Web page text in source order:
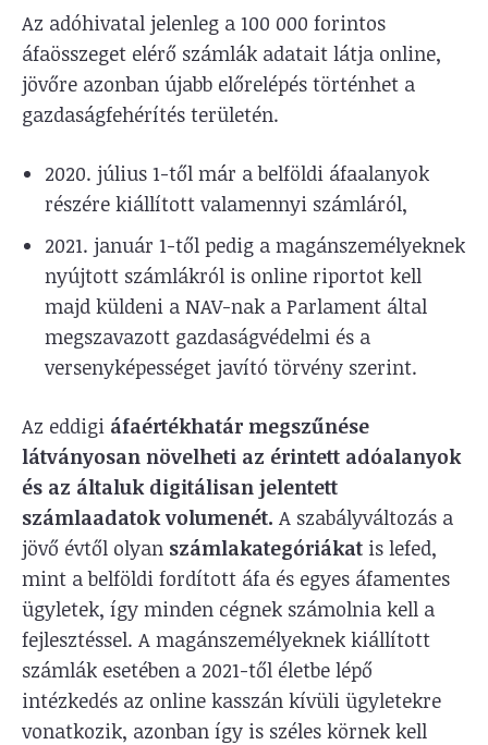
Az adóhivatal jelenleg a 100 000 forintos
áfaösszeget elérő számlák adatait látja online,
jövőre azonban újabb előrelépés történhet a
gazdaságfehérítés területén.
2020. július 1-től már a belföldi áfaalanyok
részére kiállított valamennyi számláról,
2021. január 1-től pedig a magánszemélyeknek
nyújtott számlákról is online riportot kell
majd küldeni a NAV-nak a Parlament által
megszavazott gazdaságvédelmi és a
versenyképességet javító törvény szerint.
Az eddigi áfaértékhatár megszűnése
látványosan növelheti az érintett adóalanyok
és az általuk digitálisan jelentett
számlaadatok volumenét. A szabályváltozás a
jövő évtől olyan számlakategóriákat is lefed,
mint a belföldi fordított áfa és egyes áfamentes
ügyletek, így minden cégnek számolnia kell a
fejlesztéssel. A magánszemélyeknek kiállított
számlák esetében a 2021-től életbe lépő
intézkedés az online kasszán kívüli ügyletekre
vonatkozik, azonban így is széles körnek kell